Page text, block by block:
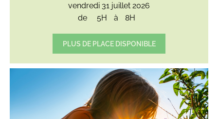
vendredi 31 juillet 2026
de
5H à 8H
PLUS DE PLACE DISPONIBLE